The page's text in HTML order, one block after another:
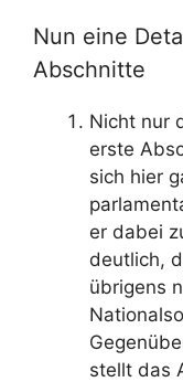
Nun eine
Abschnitte
Nicht nur
erste
sich hier
er dabei
deutlich,
übrigens
stellt das